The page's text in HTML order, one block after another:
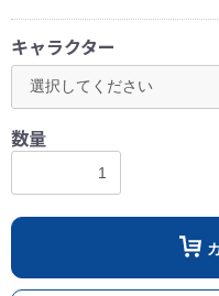
キャラクター
数量
お買い物を続け